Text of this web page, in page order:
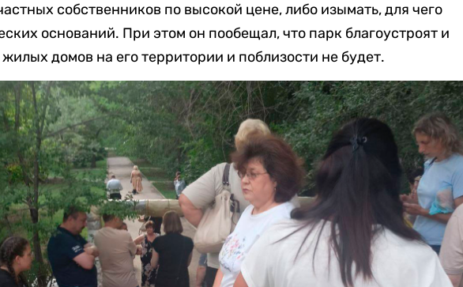
собственников по высокой цене, либо изымать, для чего
оснований. При этом он пообещал, что парк благоустроят и
домов на его территории и поблизости не будет.